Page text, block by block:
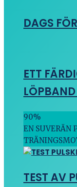
DAGS
ETT
90%
EN SUVERÄN
TEST AV